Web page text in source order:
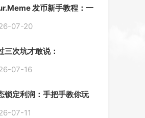
发币新手教程：一
坑07-20
三次坑才敢说：
最容易翻车的不是手续
07-16
锁定利润：手把手教你玩
07-11